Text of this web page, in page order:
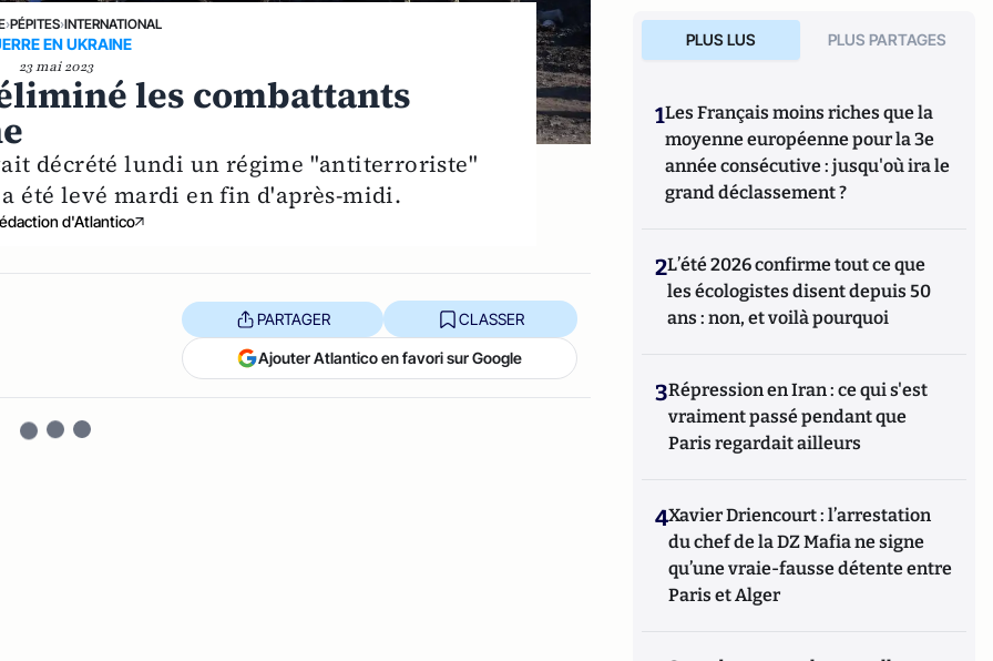
›PÉPITES›INTERNATIONAL
EN UKRAINE
23 mai 2023
les combattants
décrété lundi un régime "antiterroriste"
été levé mardi en fin d'après-midi.
d'Atlantico
PARTAGER CLASSER
Ajouter Atlantico en favori sur Google
PLUS LUS PLUS PARTAGES
1Les Français moins riches que la
moyenne européenne pour la 3e
année consécutive : jusqu'où ira le
grand déclassement ?
2L’été 2026 confirme tout ce que
les écologistes disent depuis 50
ans : non, et voilà pourquoi
3Répression en Iran : ce qui s'est
vraiment passé pendant que
Paris regardait ailleurs
4Xavier Driencourt : l’arrestation
du chef de la DZ Mafia ne signe
qu’une vraie-fausse détente entre
Paris et Alger